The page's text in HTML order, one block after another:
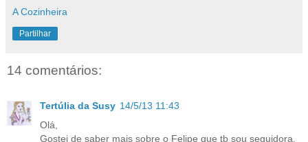
A Cozinheira
Partilhar
14 comentários:
Tertúlia da Susy 14/5/13 11:43
Olá,
Gostei de saber mais sobre o Felipe que tb sou seguidora.